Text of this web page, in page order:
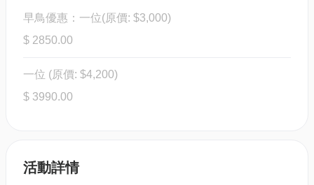
早鳥優惠：一位(原價: $3,000)
$ 2850.00
一位 (原價: $4,200)
$ 3990.00
活動詳情